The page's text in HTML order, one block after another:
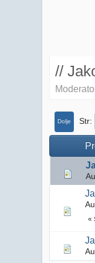
//
Dolje Str